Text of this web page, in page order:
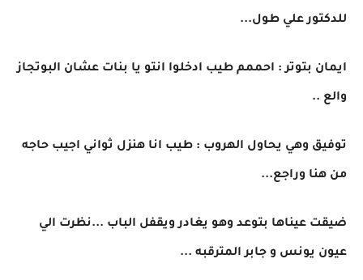
للدكتور علي طول...
ايمان بتوتر : احممم طيب ادخلوا انتو يا بنات عشان البوتجاز
والع ..
توفيق وهي يحاول الهروب : طيب انا هنزل ثواني اجيب حاجه
من هنا وراجع...
ضيقت عيناها بتوعد وهو يغادر ويقفل الباب ...نظرت الي
عيون يونس و جابر المترقبه ...